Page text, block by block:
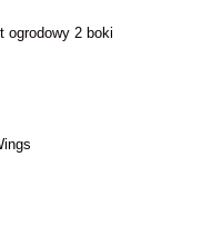
ogrodowy 2 boki